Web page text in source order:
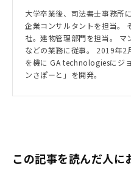
大学卒業後、司法書士事務所
企業コンサルタントを担当。
社。建物管理部門を担当。
などの業務に従事。 2019年2
を機に GA technologiesにジ
ンさぽーと」を開発。
この記事を読んだ人に